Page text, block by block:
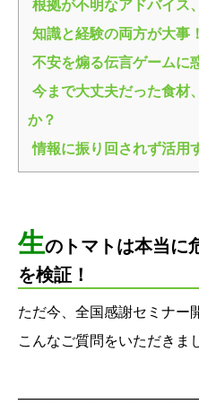
根拠が不明なアドバイス
知識と経験の両方が大事！
不安を煽る伝言ゲームに
今まで大丈夫だった食材
か？
情報に振り回されず活用
生のトマトは本当に
を検証！
ただ今、全国感謝セミナー
こんなご質問をいただきま